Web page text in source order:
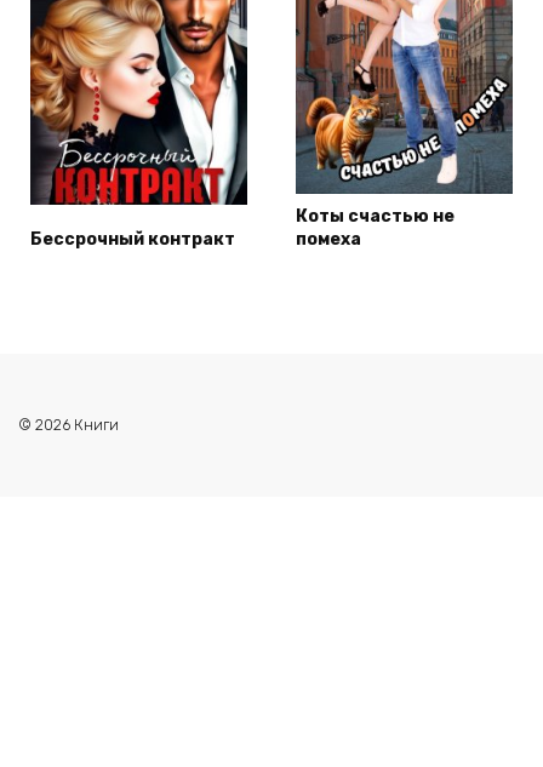
Бессрочный контракт
Коты счастью не
помеха
© 2026 Книги